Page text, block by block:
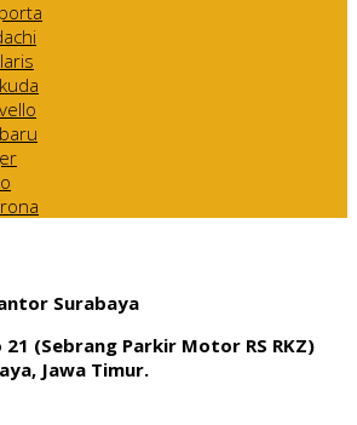
Surabaya
21 (Sebrang Parkir Motor RS RKZ)
Jawa Timur.